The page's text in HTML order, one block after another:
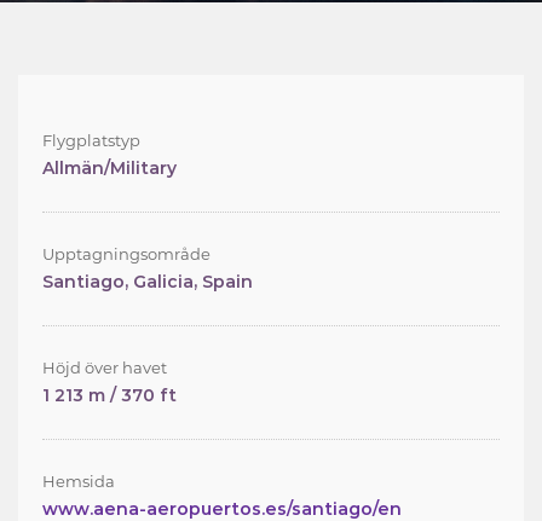
Flygplatstyp
Allmän/Military
Upptagningsområde
Santiago, Galicia, Spain
Höjd över havet
1 213 m / 370 ft
Hemsida
www.aena-aeropuertos.es/santiago/en